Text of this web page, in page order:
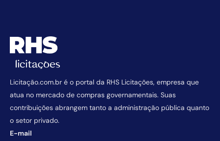
Licitação.com.br é o portal da RHS Licitações, empresa que
atua no mercado de compras governamentais. Suas
contribuições abrangem tanto a administração pública quanto
o setor privado.
E-mail